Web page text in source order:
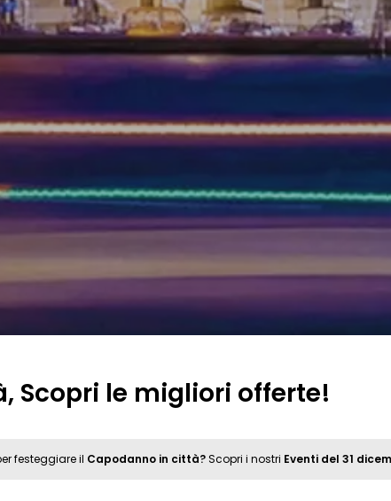
Scopri le migliori offerte!
festeggiare il Capodanno in città?Scopri i nostri Eventi del 31